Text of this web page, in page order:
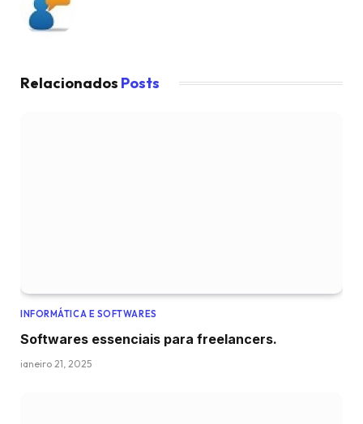
Relacionados Posts
INFORMÁTICA E SOFTWARES
Softwares essenciais para freelancers.
janeiro 21, 2025